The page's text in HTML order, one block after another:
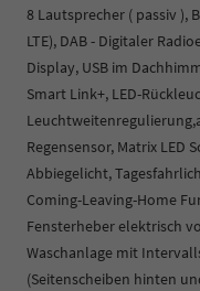
8 Lautsprecher ( passiv ),
LTE), DAB - Digitaler
Display, USB im
Smart Link+, LED-
Regensensor, Matrix LED
Abbiegelicht,
Coming-Leaving-Home
Fensterheber elektrisch
Waschanlage mit
(Seitenscheiben hinten